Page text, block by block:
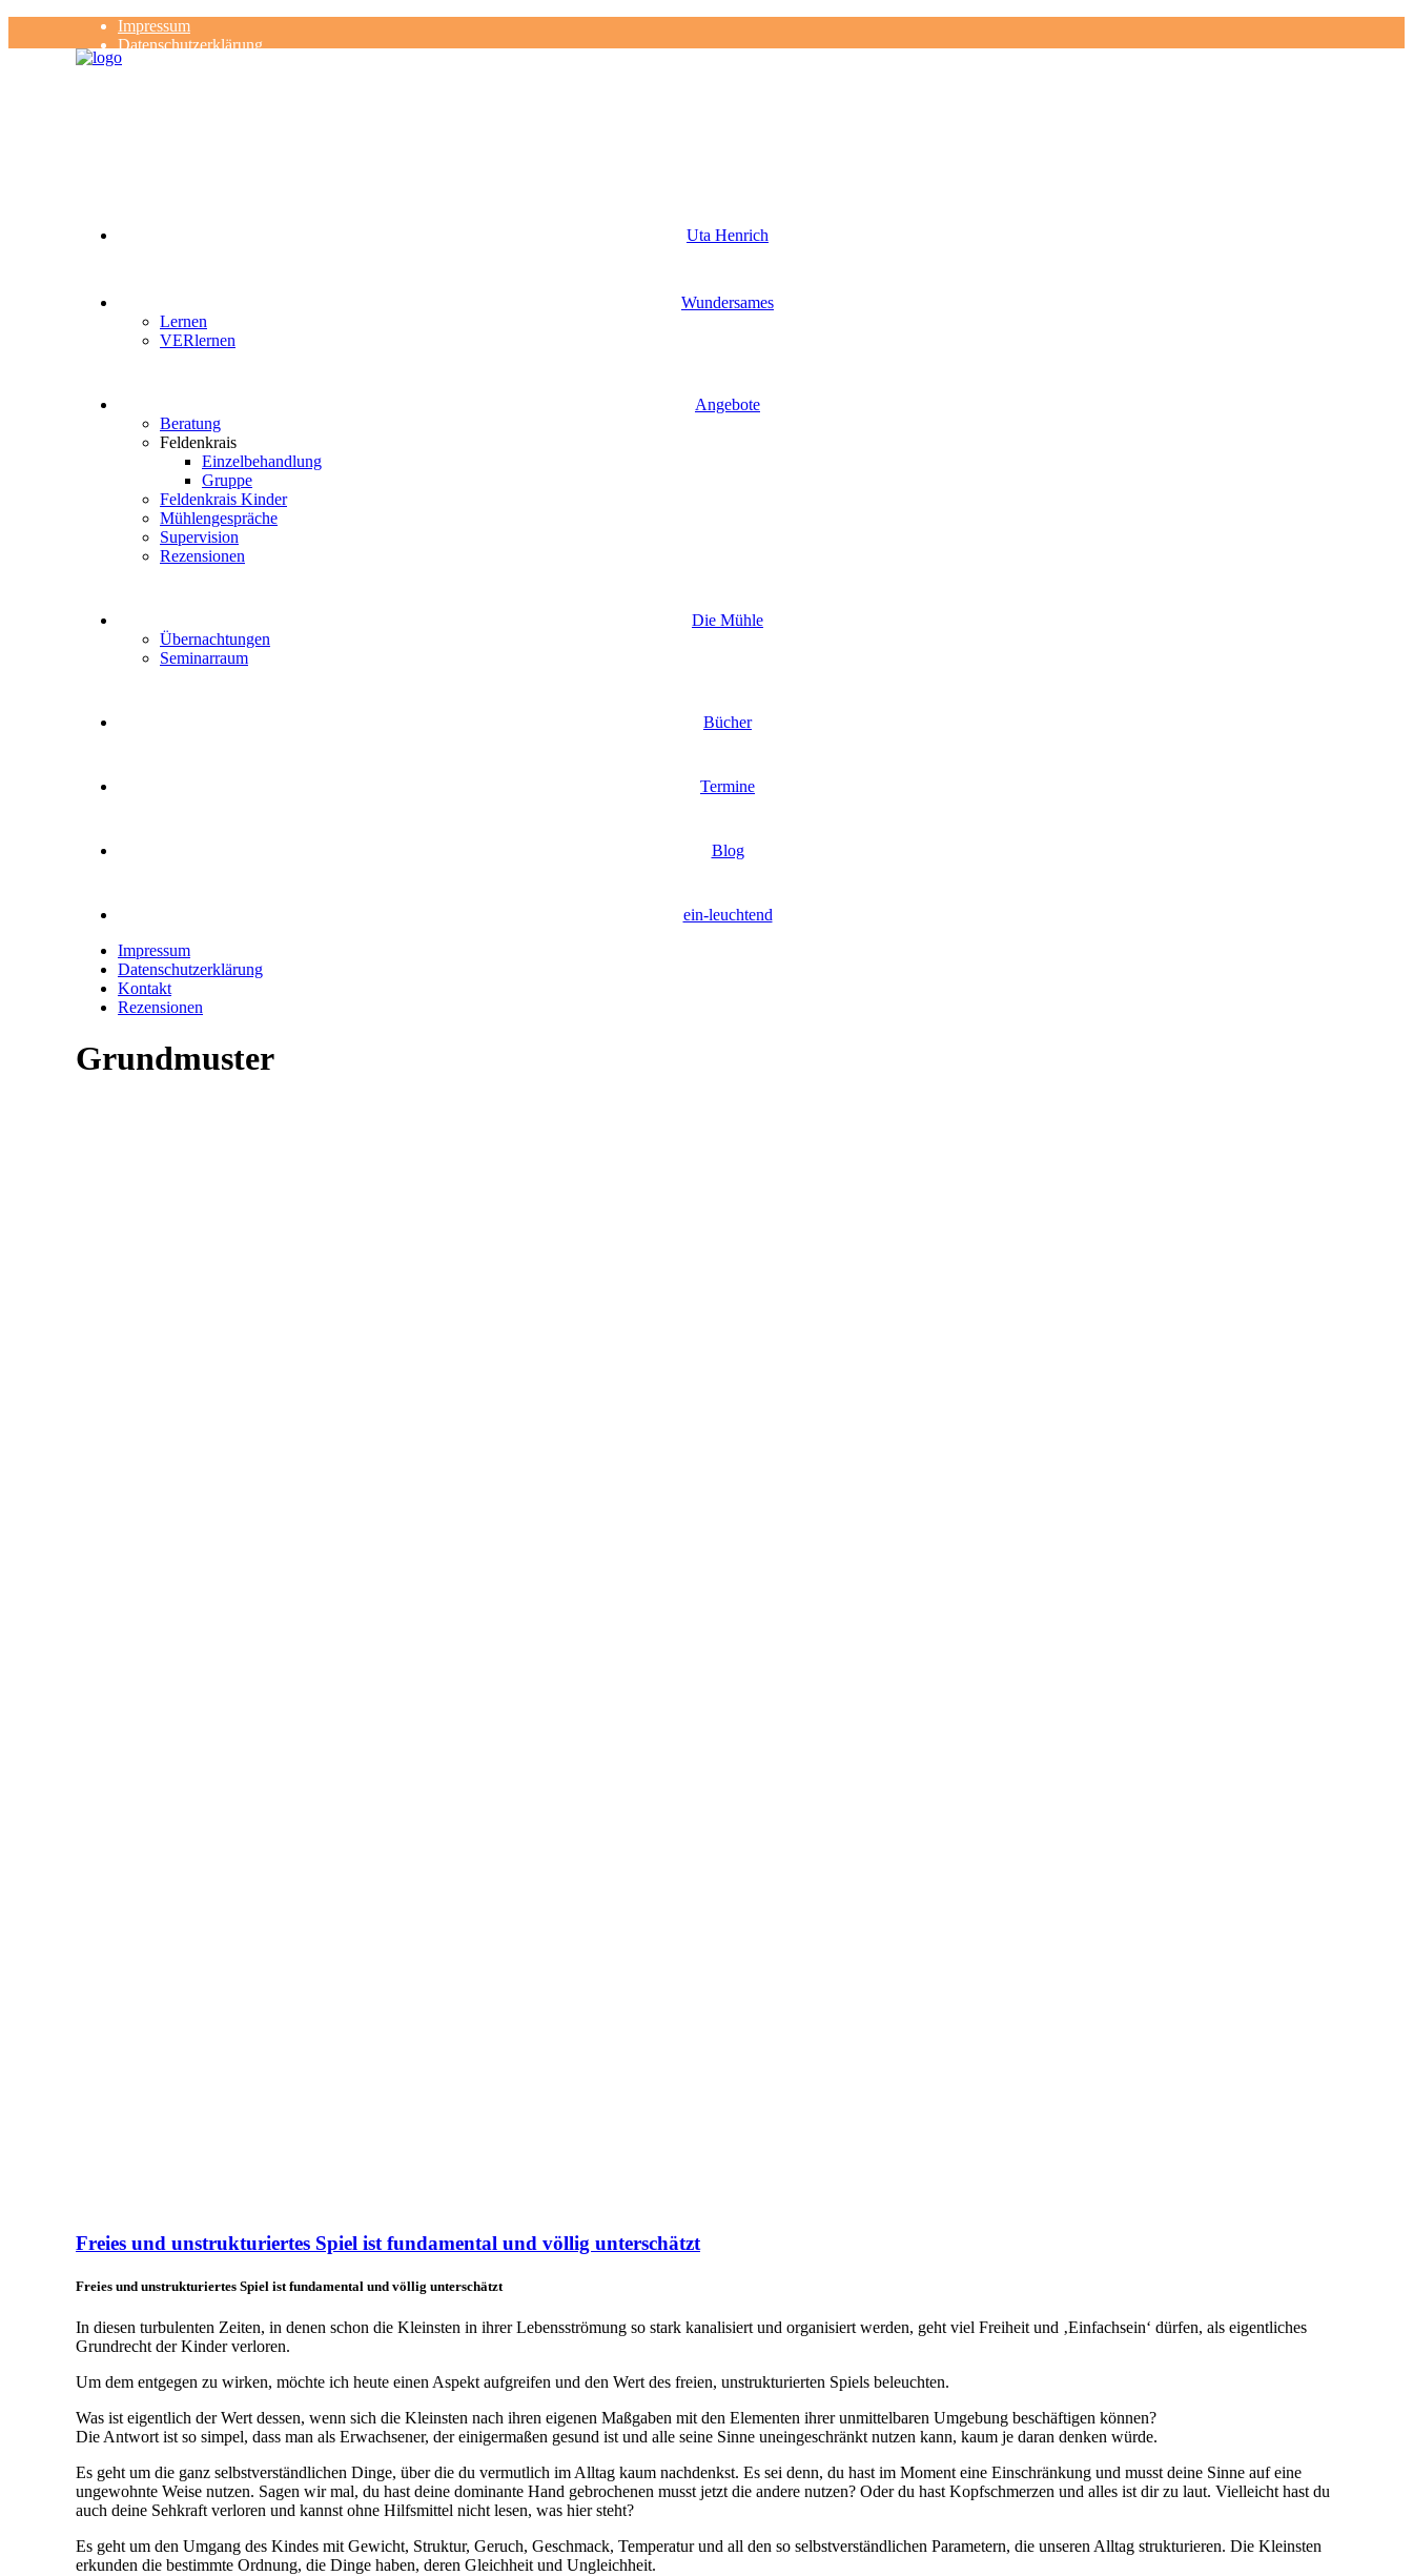
Impressum
Datenschutzerklärung
Kontakt
Uta Henrich
Wundersames
Lernen
VERlernen
Angebote
Beratung
Feldenkrais
Einzelbehandlung
Gruppe
Feldenkrais Kinder
Mühlengespräche
Supervision
Rezensionen
Die Mühle
Übernachtungen
Seminarraum
Bücher
Termine
Blog
ein-leuchtend
Impressum
Datenschutzerklärung
Kontakt
Rezensionen
Grundmuster
Freies und unstrukturiertes Spiel ist fundamental und völlig unterschätzt
Freies und unstrukturiertes Spiel ist fundamental und völlig unterschätzt
In diesen turbulenten Zeiten, in denen schon die Kleinsten in ihrer Lebensströmung so stark kanalisiert und organisiert werden, geht viel Freiheit und ‚Einfachsein‘ dürfen, als eigentliches
Grundrecht der Kinder verloren.
Um dem entgegen zu wirken, möchte ich heute einen Aspekt aufgreifen und den Wert des freien, unstrukturierten Spiels beleuchten.
Was ist eigentlich der Wert dessen, wenn sich die Kleinsten nach ihren eigenen Maßgaben mit den Elementen ihrer unmittelbaren Umgebung beschäftigen können?
Die Antwort ist so simpel, dass man als Erwachsener, der einigermaßen gesund ist und alle seine Sinne uneingeschränkt nutzen kann, kaum je daran denken würde.
Es geht um die ganz selbstverständlichen Dinge, über die du vermutlich im Alltag kaum nachdenkst. Es sei denn, du hast im Moment eine Einschränkung und musst deine Sinne auf eine
ungewohnte Weise nutzen. Sagen wir mal, du hast deine dominante Hand gebrochenen musst jetzt die andere nutzen? Oder du hast Kopfschmerzen und alles ist dir zu laut. Vielleicht hast du
auch deine Sehkraft verloren und kannst ohne Hilfsmittel nicht lesen, was hier steht?
Es geht um den Umgang des Kindes mit Gewicht, Struktur, Geruch, Geschmack, Temperatur und all den so selbstverständlichen Parametern, die unseren Alltag strukturieren. Die Kleinsten
erkunden die bestimmte Ordnung, die Dinge haben, deren Gleichheit und Ungleichheit.